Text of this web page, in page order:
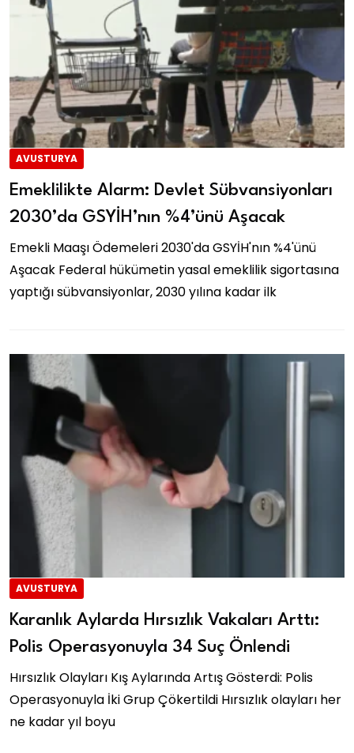
AVUSTURYA
Emeklilikte Alarm: Devlet Sübvansiyonları
2030’da GSYİH’nın %4’ünü Aşacak
Emekli Maaşı Ödemeleri 2030'da GSYİH'nın %4'ünü
Aşacak Federal hükümetin yasal emeklilik sigortasına
yaptığı sübvansiyonlar, 2030 yılına kadar ilk
AVUSTURYA
Karanlık Aylarda Hırsızlık Vakaları Arttı:
Polis Operasyonuyla 34 Suç Önlendi
Hırsızlık Olayları Kış Aylarında Artış Gösterdi: Polis
Operasyonuyla İki Grup Çökertildi Hırsızlık olayları her
ne kadar yıl boyu